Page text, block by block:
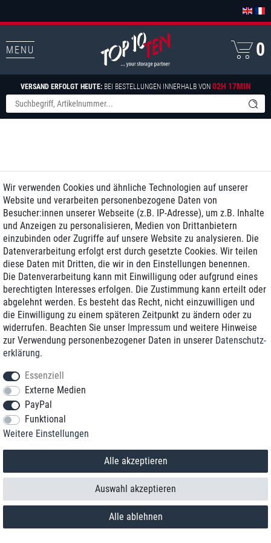
MENU
VERSAND ERFOLGT HEUTE:BEI BESTELLUNGEN INNERHALB VON 02H 17MIN
0
Vertrag widerrufen
Wir verwenden Cookies und ähnliche Technologien auf unserer
Website und verarbeiten personenbezogene Daten von
Besucher:innen unserer Webseite (z.B. IP-Adresse), um z.B. Inhalte
und Anzeigen zu personalisieren, Medien von Drittanbietern
einzubinden oder Zugriffe auf unsere Website zu analysieren. Die
Datenverarbeitung erfolgt erst durch gesetzte Cookies. Wir teilen
diese Daten mit Dritten, die wir in den Einstellungen benennen.
Die Datenverarbeitung kann mit Einwilligung oder aufgrund eines
berechtigten Interesses erfolgen. Die Zustimmung kann erteilt oder
abgelehnt werden. Es besteht das Recht, nicht einzuwilligen und
die Einwilligung zu einem späteren Zeitpunkt zu ändern oder zu
widerrufen. Beachten Sie unser Impressum und weitere Hinweise
zur Verwendung personenbezogener Daten in unserer Daten­schutz­
erklärung.
Essenziell
Externe Medien
PayPal
Funktional
Weitere Einstellungen
Alle akzeptieren
Alle ablehnen
Auswahl akzeptieren